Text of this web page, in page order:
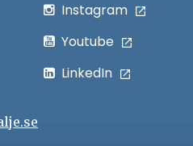
Instagram
Youtube
LinkedIn